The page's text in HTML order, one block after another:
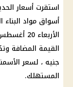
استقرت أسعار
أسواق مواد
المستهلك.